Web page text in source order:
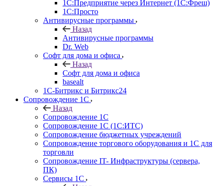
1С:Предприятие через Интернет (1С:Фреш)
1С:Просто
Антивирусные программы
Назад
Антивирусные программы
Dr. Web
Софт для дома и офиса
Назад
Софт для дома и офиса
basealt
1С-Битрикс и Битрикс24
Сопровождение 1С
Назад
Сопровождение 1С
Сопровождение 1С (1С:ИТС)
Сопровождение бюджетных учреждений
Сопровождение торгового оборудования и 1С для
торговли
Сопровождение IT- Инфраструктуры (сервера,
ПК)
Сервисы 1С